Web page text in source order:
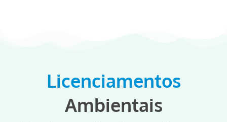
Licenciamentos
Ambientais